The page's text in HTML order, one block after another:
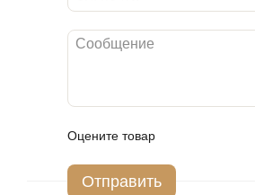
Оцените товар
Отправить